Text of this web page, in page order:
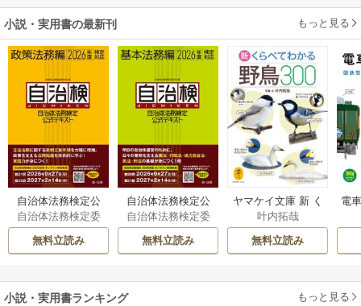
小説・実用書の最新刊 もっと見る
自治体法務検定公
式テキスト 政策
法務編 ２０２６
年度検定対応 1巻
自治体法務検定委
員会
無料立読み
自治体法務検定公
式テキスト 基本
法務編 ２０２６
年度検定対応 1巻
自治体法務検定委
員会
無料立読み
ヤマケイ文庫 新 く
らべてわかる野鳥3
00 1巻
叶内拓哉
無料立読み
電
小説・実用書ランキング もっと見る